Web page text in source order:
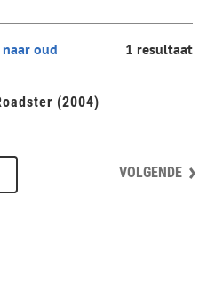
1 resultaat
(2004)
VOLGENDE